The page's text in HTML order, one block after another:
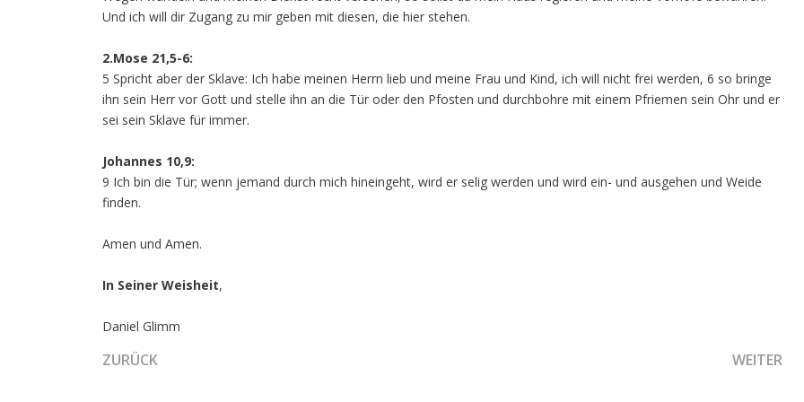
Und ich will dir Zugang zu mir geben mit diesen, die hier stehen.
2.Mose 21,5-6:
5 Spricht aber der Sklave: Ich habe meinen Herrn lieb und meine Frau und Kind, ich will nicht frei werden, 6 so bringe
ihn sein Herr vor Gott und stelle ihn an die Tür oder den Pfosten und durchbohre mit einem Pfriemen sein Ohr und er
sei sein Sklave für immer.
Johannes 10,9:
9 Ich bin die Tür; wenn jemand durch mich hineingeht, wird er selig werden und wird ein- und ausgehen und Weide
finden.
Amen und Amen.
In Seiner Weisheit,
Daniel Glimm
VORHERIGER BEITRAG: DIE FLAMME JAHS
ZURÜCK WEITER